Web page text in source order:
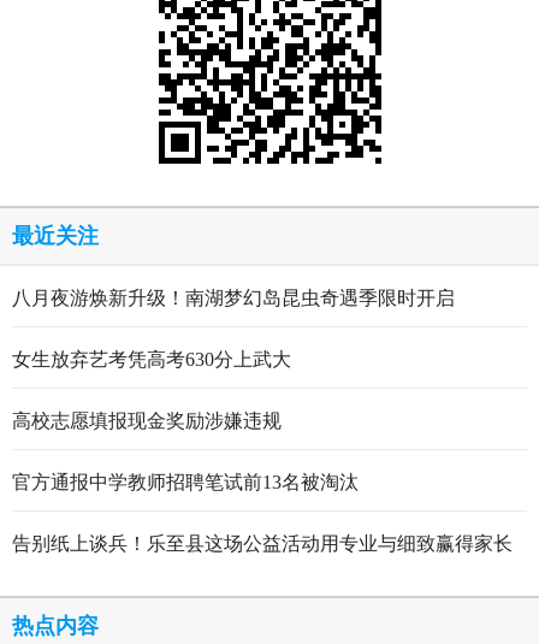
最近关注
八月夜游焕新升级！南湖梦幻岛昆虫奇遇季限时开启
女生放弃艺考凭高考630分上武大
高校志愿填报现金奖励涉嫌违规
官方通报中学教师招聘笔试前13名被淘汰
告别纸上谈兵！乐至县这场公益活动用专业与细致赢得家长
热点内容